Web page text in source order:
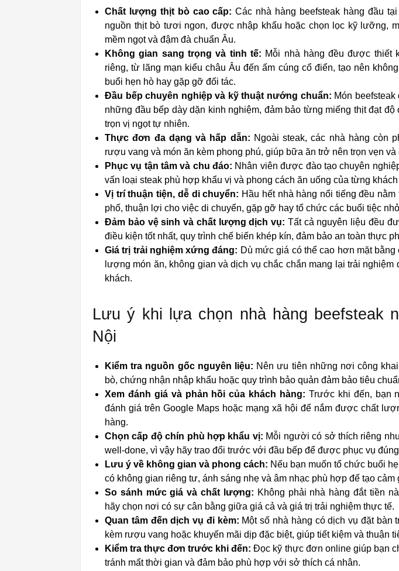
Chất lượng thịt bò cao cấp: Các nhà hàng beefsteak hàng đầu
nguồn thịt bò tươi ngon, được nhập khẩu hoặc chọn lọc kỹ lưỡng,
mềm ngọt và đậm đà chuẩn Âu.
Không gian sang trọng và tinh tế: Mỗi nhà hàng đều được thiết
riêng, từ lãng mạn kiểu châu Âu đến ấm cúng cổ điển, tạo nên
buổi hẹn hò hay gặp gỡ đối tác.
Đầu bếp chuyên nghiệp và kỹ thuật nướng chuẩn: Món
những đầu bếp dày dặn kinh nghiệm, đảm bảo từng miếng thịt đạt
trọn vị ngọt tự nhiên.
Thực đơn đa dạng và hấp dẫn: Ngoài steak, các nhà hàng còn
rượu vang và món ăn kèm phong phú, giúp bữa ăn trở nên trọn vẹn và
Phục vụ tận tâm và chu đáo: Nhân viên được đào tạo chuyên
vấn loại steak phù hợp khẩu vị và phong cách ăn uống của từng khách
Vị trí thuận tiện, dễ di chuyển: Hầu hết nhà hàng nổi tiếng đều nằm
phố, thuận lợi cho việc di chuyển, gặp gỡ hay tổ chức các buổi tiệc
Đảm bảo vệ sinh và chất lượng dịch vụ: Tất cả nguyên liệu đều
điều kiện tốt nhất, quy trình chế biến khép kín, đảm bảo an toàn thực
Giá trị trải nghiệm xứng đáng: Dù mức giá có thể cao hơn mặt
lượng món ăn, không gian và dịch vụ chắc chắn mang lại trải
khách.
Lưu ý khi lựa chọn nhà hàng beefsteak
Nội
Kiểm tra nguồn gốc nguyên liệu: Nên ưu tiên những nơi công
bò, chứng nhận nhập khẩu hoặc quy trình bảo quản đảm bảo tiêu
Xem đánh giá và phản hồi của khách hàng: Trước khi đến, bạn
đánh giá trên Google Maps hoặc mạng xã hội để nắm được chất
hàng.
Chọn cấp độ chín phù hợp khẩu vị: Mỗi người có sở thích riêng
well-done, vì vậy hãy trao đổi trước với đầu bếp để được phục vụ
Lưu ý về không gian và phong cách: Nếu bạn muốn tổ chức buổi
có không gian riêng tư, ánh sáng nhẹ và âm nhạc phù hợp để tạo cảm
So sánh mức giá và chất lượng: Không phải nhà hàng đắt tiền
hãy chọn nơi có sự cân bằng giữa giá cả và giá trị trải nghiệm thực tế.
Quan tâm đến dịch vụ đi kèm: Một số nhà hàng có dịch vụ đặt bàn
kèm rượu vang hoặc khuyến mãi dịp đặc biệt, giúp tiết kiệm và thuận
Kiểm tra thực đơn trước khi đến: Đọc kỹ thực đơn online giúp bạn
tránh mất thời gian và đảm bảo phù hợp với sở thích cá nhân.